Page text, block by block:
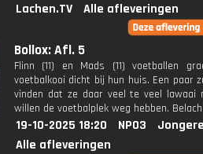
Lachen.TV
Alle afleveringen
Bollox: Afl. 5
Flinn (11) en Mads (11) voetballen
voetbalkooi dicht bij hun huis. Een paar
vinden dat ze daar veel te veel lawaai
willen de voetbalplek weg hebben.
19-10-2025 18:20 NPO3
Alle afleveringen